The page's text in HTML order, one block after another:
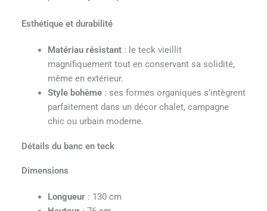
Esthétique et durabilité
Matériau résistant: le teck vieillit
magnifiquement tout en conservant sa solidité,
même en extérieur.
Style bohème: ses formes organiques s’intègrent
parfaitement dans un décor chalet, campagne
chic ou urbain moderne.
Détails du banc en teck
Dimensions
Longueur: 130 cm